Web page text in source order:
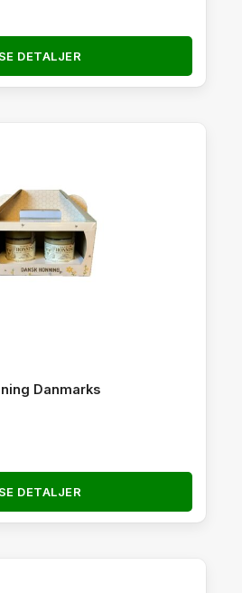
SE DETALJER
Danmarks
SE DETALJER